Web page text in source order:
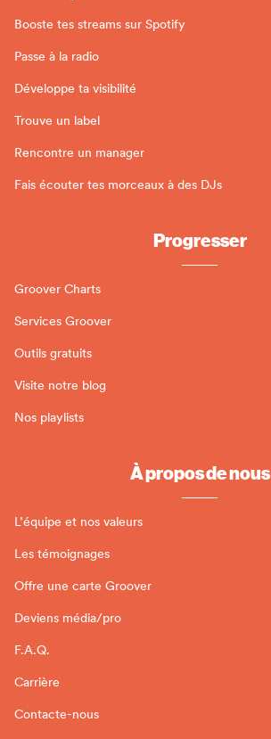
Booste tes streams sur Spotify
Passe à la radio
Développe ta visibilité
Trouve un label
Rencontre un manager
Fais écouter tes morceaux à des DJs
Progresser
Groover Charts
Services Groover
Outils gratuits
Visite notre blog
Nos playlists
À propos de nous
L’équipe et nos valeurs
Les témoignages
Offre une carte Groover
Deviens média/pro
F.A.Q.
Carrière
Contacte-nous